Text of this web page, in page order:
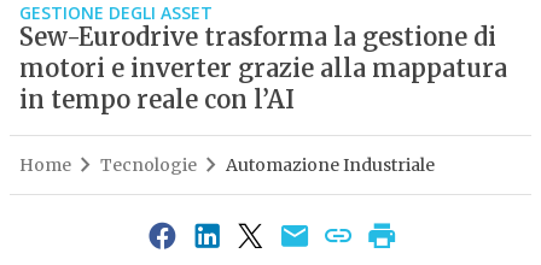
GESTIONE DEGLI ASSET
Sew-Eurodrive trasforma la gestione di
motori e inverter grazie alla mappatura
in tempo reale con l’AI
Home Tecnologie Automazione Industriale